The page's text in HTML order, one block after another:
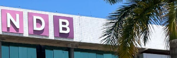
Sign in